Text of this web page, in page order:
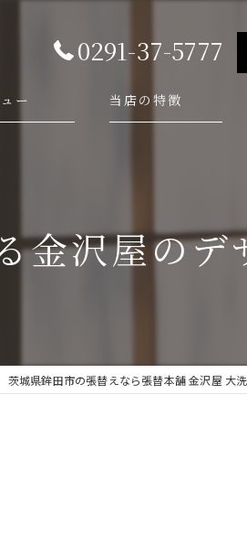
0291-37-5777
ー 当店の特徴
畳
金沢屋のデ
茨城県鉾田市の張替えなら張替本舗 金沢屋 大